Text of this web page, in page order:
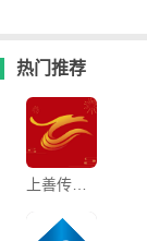
热门推荐
上善传媒客户端